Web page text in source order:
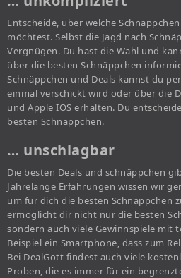
Entscheide, über welche
möchtest. Selbst die Jagd nach
Vergnügen. Du hast die Wahl und
über die besten Schnäppchen
Schnäppchen und Deals kannst du
einmal verschickt wird oder über die
und Apple IOS erhalten. Du
besten Schnäppchen.
… unschlagbar
Die besten Deals und schnäppchen
Jahrelange Erfahrungen wissen wir
um für dich die besten Schnäppchen
ermöglicht dir nicht nur die besten
sondern auch viele Gewinnspiele mit
Beispiel ein Smartphone, dass zum
Bei DealGott findest auch viele
Proben, die es immer für ein